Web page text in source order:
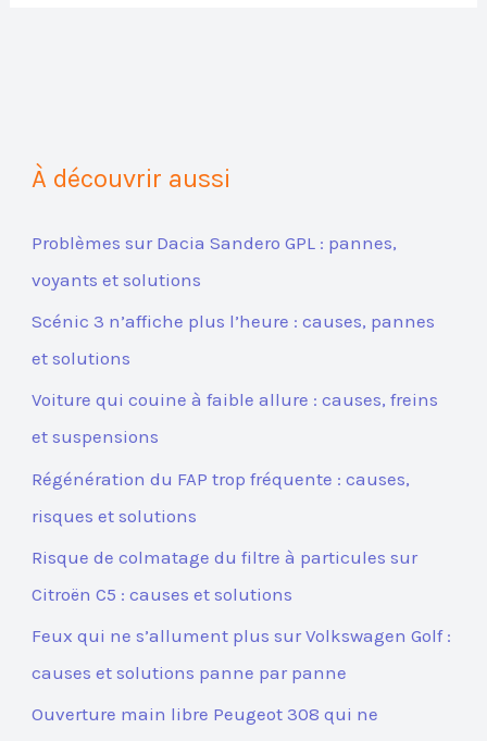
À découvrir aussi
Problèmes sur Dacia Sandero GPL : pannes,
voyants et solutions
Scénic 3 n’affiche plus l’heure : causes, pannes
et solutions
Voiture qui couine à faible allure : causes, freins
et suspensions
Régénération du FAP trop fréquente : causes,
risques et solutions
Risque de colmatage du filtre à particules sur
Citroën C5 : causes et solutions
Feux qui ne s’allument plus sur Volkswagen Golf :
causes et solutions panne par panne
Ouverture main libre Peugeot 308 qui ne